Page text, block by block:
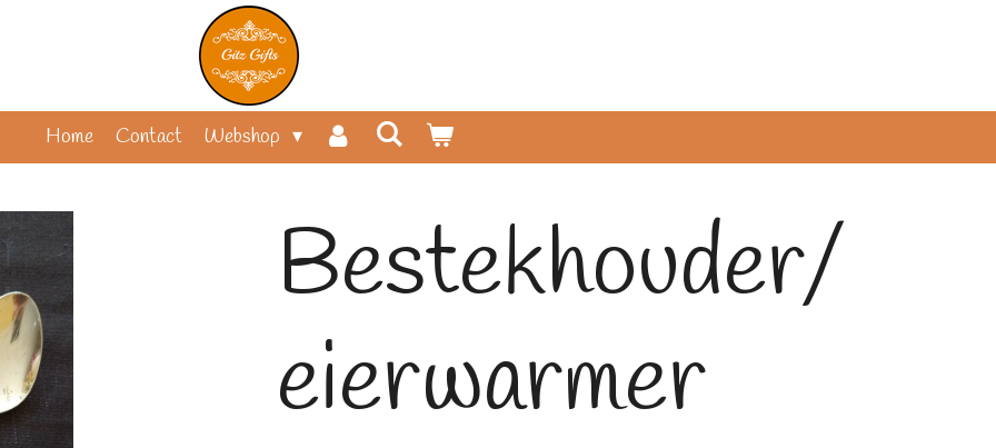
Home Contact Webshop
Bestekhouder/
eierwarmer